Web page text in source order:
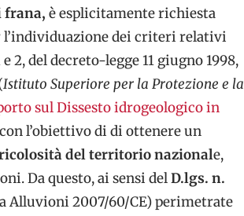
frana, è esplicitamente richiesta
l’individuazione dei criteri relativi
2, del decreto-legge 11 giugno 1998,
Istituto Superiore per la Protezione e la
sul Dissesto idrogeologico in
con l’obiettivo di di ottenere un
del territorio nazionale,
Da questo, ai sensi delD.lgs. n.
Alluvioni 2007/60/CE) perimetrate